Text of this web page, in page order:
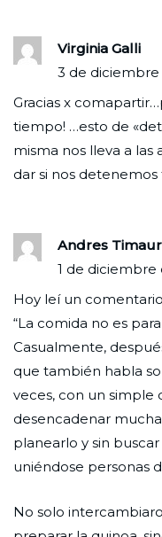
Virginia Galli
3 de diciembre
Gracias x
tiempo! …esto de
misma nos lleva a
dar si nos
Andres
1 de diciembre
Hoy leí un
“La comida no es
Casualmente,
que también habla
veces, con un
desencadenar
planearlo y sin
uniéndose personas
No solo